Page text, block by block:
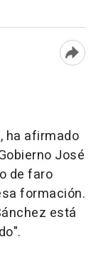
ha afirmado
José
de faro
formación.
está